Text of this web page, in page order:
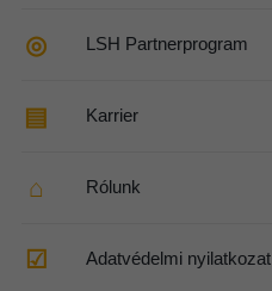
◎ LSH Partnerprogram
▤ Karrier
⌂ Rólunk
☑ Adatvédelmi nyilatkozat